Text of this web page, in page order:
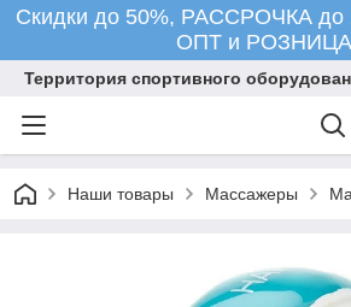
Скидки до 50%, РАССРОЧКА до
ОПТ и
Территория спортивного
Наши товары Массажеры